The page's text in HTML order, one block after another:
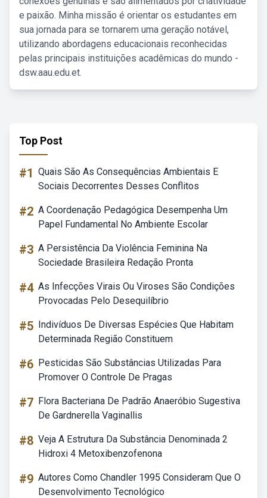
e paixão. Minha missão é orientar os estudantes em
sua jornada para se tornarem uma geração notável,
utilizando abordagens educacionais reconhecidas
pelas principais instituições acadêmicas do mundo -
dsw.aau.edu.et.
Top Post
#1 Quais São As Consequências Ambientais E
Sociais Decorrentes Desses Conflitos
#2 A Coordenação Pedagógica Desempenha Um
Papel Fundamental No Ambiente Escolar
#3 A Persistência Da Violência Feminina Na
Sociedade Brasileira Redação Pronta
#4 As Infecções Virais Ou Viroses São Condições
Provocadas Pelo Desequilíbrio
#5 Indivíduos De Diversas Espécies Que Habitam
Determinada Região Constituem
#6 Pesticidas São Substâncias Utilizadas Para
Promover O Controle De Pragas
#7 Flora Bacteriana De Padrão Anaeróbio Sugestiva
De Gardnerella Vaginallis
#8 Veja A Estrutura Da Substância Denominada 2
Hidroxi 4 Metoxibenzofenona
#9 Autores Como Chandler 1995 Consideram Que O
Desenvolvimento Tecnológico